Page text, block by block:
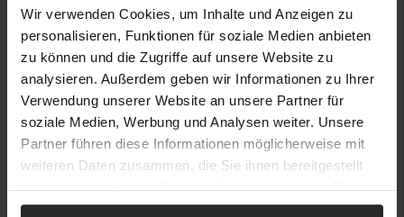
Wir verwenden Cookies, um Inhalte und Anzeigen zu
personalisieren, Funktionen für soziale Medien anbieten
zu können und die Zugriffe auf unsere Website zu
analysieren. Außerdem geben wir Informationen zu Ihrer
Verwendung unserer Website an unsere Partner für
soziale Medien, Werbung und Analysen weiter. Unsere
Partner führen diese Informationen möglicherweise mit
weiteren Daten zusammen, die Sie ihnen bereitgestellt
haben oder die sie im Rahmen Ihrer Nutzung der Dienste
gesammelt haben.